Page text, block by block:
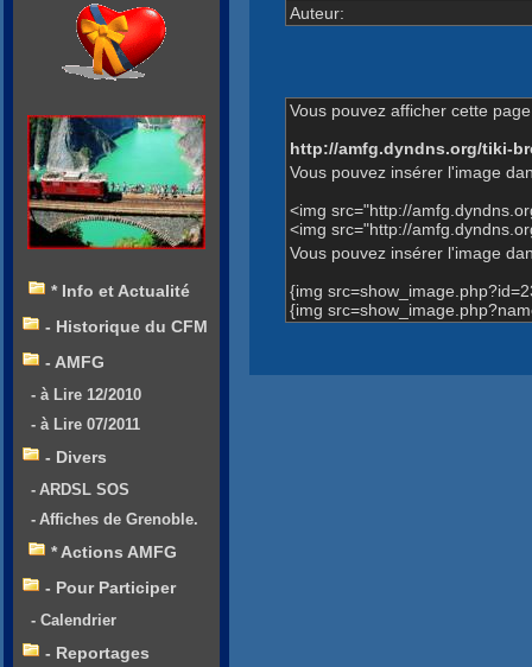
Auteur:
Vous pouvez afficher cette
http://amfg.dyndns.org/tiki-
Vous pouvez insérer l'image
<img src="http://
<img src="http://
Vous pouvez insérer l'image
{img
{img
* Info et Actualité
- Historique du CFM
- AMFG
- à Lire 12/2010
- à Lire 07/2011
- Divers
- ARDSL SOS
- Affiches de Grenoble.
* Actions AMFG
- Pour Participer
- Calendrier
- Reportages